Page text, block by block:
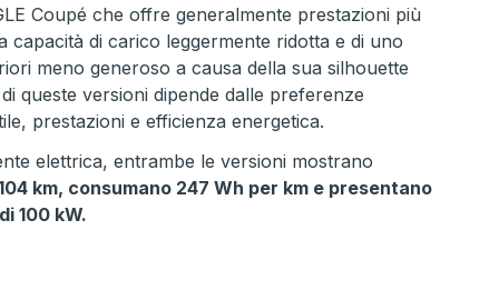
Coupé che offre generalmente prestazioni più
capacità di carico leggermente ridotta e di uno
meno generoso a causa della sua silhouette
queste versioni dipende dalle preferenze
prestazioni e efficienza energetica.
elettrica, entrambe le versioni mostrano
km, consumano 247 Wh per km e presentano
100 kW.